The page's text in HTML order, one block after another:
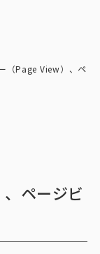
（Page View）、ペ
ページビ